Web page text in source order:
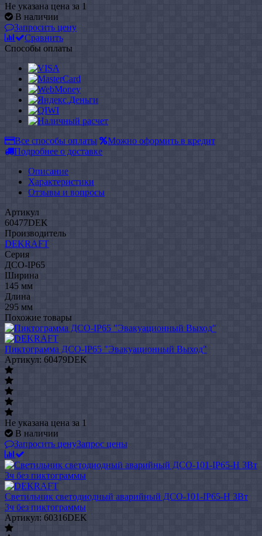
Не указана цена за 1
В наличии
Запросить цену
Сравнить
Способы оплаты
Все способы оплаты
Можно оформить в кредит
Подробнее о доставке
Описание
Характеристики
Отзывы и вопросы
Артикул
60477DEK
Производитель
DEKRAFT
Серия
ДСО-IP65
Ширина
145 мм
Длина
295 мм
Похожие товары
Пиктограмма ДСО-IP65 "Эвакуационный Выход"
Артикул: 60479DEK
Не указана цена за 1
В наличии
Запросить ценуЗапрос цены
Светильник светодиодный аварийный ДСО-101-IP65-Н 3Вт
3ч без пиктограммы
Артикул: 60316DEK